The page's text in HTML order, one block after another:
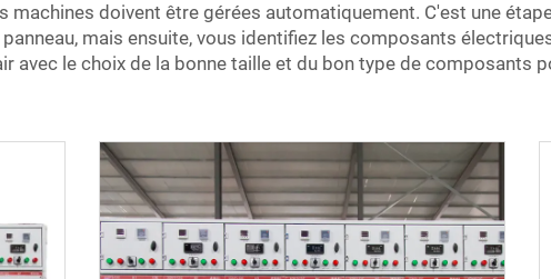
machines doivent être gérées automatiquement. C'est une
mais ensuite, vous identifiez les composants
avec le choix de la bonne taille et du bon type de composants